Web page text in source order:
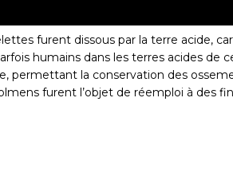
furent dissous par la terre acide,
humains dans les terres acides de
permettant la conservation des
furent l’objet de réemploi à des